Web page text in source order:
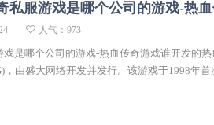
私服游戏是哪个公司的游戏-热
人气：973
戏是哪个公司的游戏-热血传奇游戏谁开发的
，由盛大网络开发并发行。该游戏于1998年